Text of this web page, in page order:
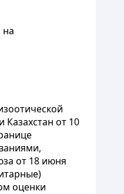
на
Казахстан от 10
от 18 июня
оценки